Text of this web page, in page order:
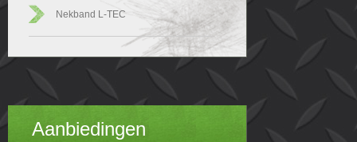
Nekband L-TEC
Aanbiedingen